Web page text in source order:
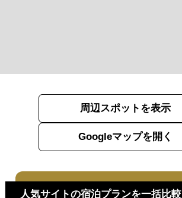
周辺スポットを表示
Googleマップを開く
人気サイトの宿泊プランを一括比較